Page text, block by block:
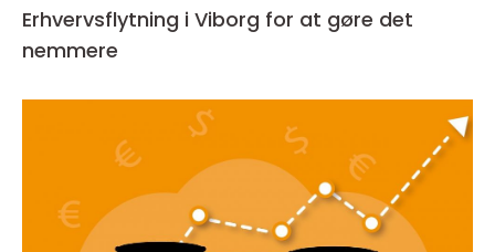
Erhvervsflytning i Viborg for at gøre det
nemmere